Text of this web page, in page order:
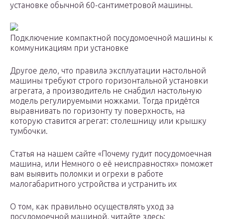
установке обычной 60-сантиметровой машины.
Подключение компактной посудомоечной машины к
коммуникациям при установке
Другое дело, что правила эксплуатации настольной
машины требуют строго горизонтальной установки
агрегата, а производитель не снабдил настольную
модель регулируемыми ножками. Тогда придётся
выравнивать по горизонту ту поверхность, на
которую ставится агрегат: столешницу или крышку
тумбочки.
Статья на нашем сайте «Почему гудит посудомоечная
машина, или Немного о её неисправностях» поможет
вам выявить поломки и огрехи в работе
малогабаритного устройства и устранить их
О том, как правильно осуществлять уход за
посудомоечной машиной, читайте здесь: